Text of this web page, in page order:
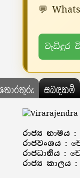
💬
වැඩිදුර
සබඳකම්
රාජ්‍ය නාමය :
රාජවංශය :
රාජධානිය :
රාජ්‍ය කාලය :